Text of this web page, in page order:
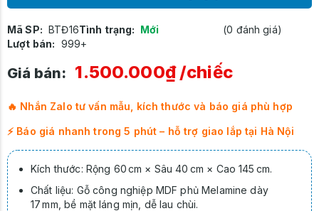
Mã SP: BTĐ16Tình trạng: Mới
(0 đánh giá)
Lượt bán: 999+
Giá bán: 1.500.000₫/chiếc
🔥 Nhắn Zalo tư vấn mẫu, kích thước và báo giá phù hợp
⚡ Báo giá nhanh trong 5 phút – hỗ trợ giao lắp tại Hà Nội
Kích thước: Rộng 60 cm × Sâu 40 cm × Cao 145 cm.
Chất liệu: Gỗ công nghiệp MDF phủ Melamine dày
17 mm, bề mặt láng mịn, dễ lau chùi.